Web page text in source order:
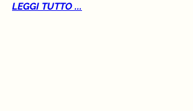
LEGGI TUTTO ...